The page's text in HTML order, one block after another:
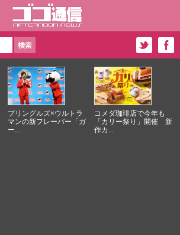
プリングルズ×ウルトラ
マンの新フレーバー「ガ
ー...
コメダ珈琲店で今年も
「カリー祭り」開催 新
作カ...